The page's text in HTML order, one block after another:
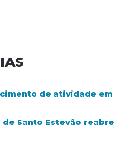
de atividade em
de Santo Estevão reabre